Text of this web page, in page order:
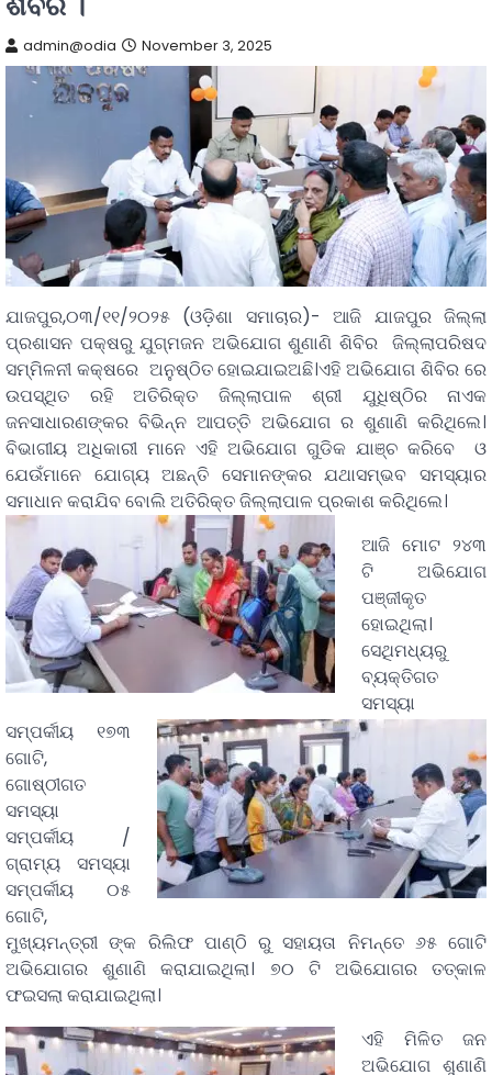
admin@odia November 3, 2025
ଯାଜପୁର,୦୩/୧୧/୨୦୨୫ (ଓଡ଼ିଶା ସମାଚାର)- ଆଜି ଯାଜପୁର ଜିଲ୍ଲା
ପ୍ରଶାସନ ପକ୍ଷରୁ ଯୁଗ୍ମଜନ ଅଭିଯୋଗ ଶୁଣାଣି ଶିବିର ଜିଲ୍ଲାପରିଷଦ
ସମ୍ମିଳନୀ କକ୍ଷରେ ଅନୁଷ୍ଠିତ ହୋଇଯାଇଅଛି।ଏହି ଅଭିଯୋଗ ଶିବିର ରେ
ଉପସ୍ଥିତ ରହି ଅତିରିକ୍ତ ଜିଲ୍ଲାପାଳ ଶ୍ରୀ ଯୁଧିଷ୍ଠିର ନାଏକ
ଜନସାଧାରଣଙ୍କର ବିଭିନ୍ନ ଆପତ୍ତି ଅଭିଯୋଗ ର ଶୁଣାଣି କରିଥିଲେ।
ବିଭାଗୀୟ ଅଧିକାରୀ ମାନେ ଏହି ଅଭିଯୋଗ ଗୁଡିକ ଯାଞ୍ଚ କରିବେ ଓ
ଯେଉଁମାନେ ଯୋଗ୍ୟ ଅଛନ୍ତି ସେମାନଙ୍କର ଯଥାସମ୍ଭବ ସମସ୍ୟାର
ସମାଧାନ କରାଯିବ ବୋଲି ଅତିରିକ୍ତ ଜିଲ୍ଲାପାଳ ପ୍ରକାଶ କରିଥିଲେ।
ଆଜି ମୋଟ ୨୪୩
ଟି ଅଭିଯୋଗ
ପଞ୍ଜୀକୃତ
ହୋଇଥିଲା।
ସେଥିମଧ୍ୟରୁ
ବ୍ୟକ୍ତିଗତ
ସମସ୍ୟା
ସମ୍ପର୍କୀୟ ୧୭୩
ଗୋଟି,
ଗୋଷ୍ଠୀଗତ
ସମସ୍ୟା
ସମ୍ପର୍କୀୟ /
ଗ୍ରାମ୍ୟ ସମସ୍ୟା
ସମ୍ପର୍କୀୟ ୦୫
ଗୋଟି,
ମୁଖ୍ୟମନ୍ତ୍ରୀ ଙ୍କ ରିଲିଫ ପାଣ୍ଠି ରୁ ସହାୟତା ନିମନ୍ତେ ୬୫ ଗୋଟି
ଅଭିଯୋଗର ଶୁଣାଣି କରାଯାଇଥିଲା। ୭୦ ଟି ଅଭିଯୋଗର ତତ୍କାଳ
ଫଇସଲା କରାଯାଇଥିଲା।
ଏହି ମିଳିତ ଜନ
ଅଭିଯୋଗ ଶୁଣାଣି